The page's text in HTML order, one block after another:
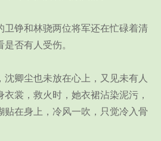
铮和林骁两位将军还在忙碌着清
否有人受伤。
卿尘也未放在心上，又见未有人
裳，救火时，她衣裙沾染泥污，
贴在身上，冷风一吹，只觉冷入骨